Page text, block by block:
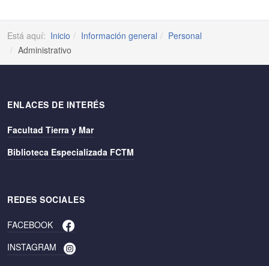
Está aquí: Inicio Información general
Personal
Administrativo
ENLACES DE INTERÉS
Facultad Tierra y Mar
Biblioteca Especializada FCTM
REDES SOCIALES
FACEBOOK
INSTAGRAM